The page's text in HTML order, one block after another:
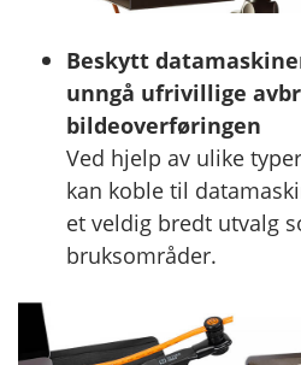
Beskytt
unngå ufrivillige
bildeoverføringen
Ved hjelp av ulike
kan koble til
et veldig bredt utvalg
bruksområder.